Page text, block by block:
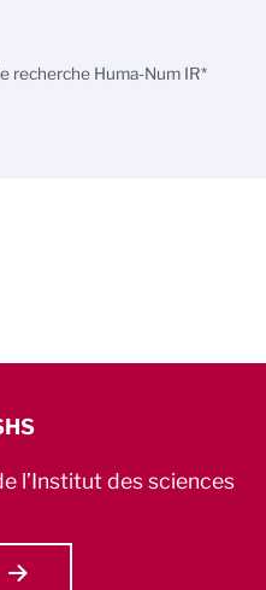
recherche Huma-Num IR*
l’Institut des sciences